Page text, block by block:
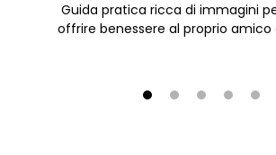
Guida pratica ricca di immagini
offrire benessere al